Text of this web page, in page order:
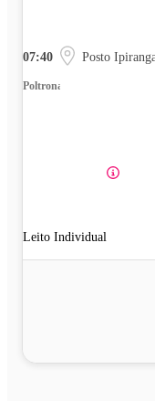
07:40 Posto
Poltrona
Leito Individual